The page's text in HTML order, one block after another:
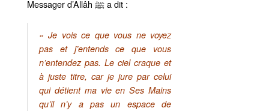
Messager d’Allâh ﷺ a dit :
« Je vois ce que vous ne voyez
pas et j’entends ce que vous
n’entendez pas. Le ciel craque et
à juste titre, car je jure par celui
qui détient ma vie en Ses Mains
qu’il n’y a pas un espace de